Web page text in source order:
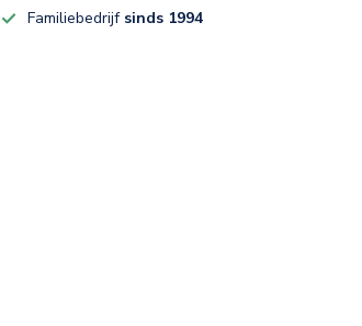
Familiebedrijf sinds 1994